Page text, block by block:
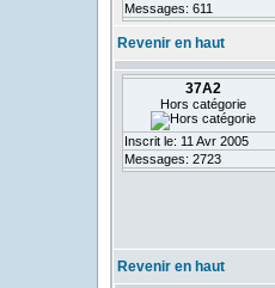
Messages: 611
Revenir en haut
37A2
Hors catégorie
Inscrit le: 11 Avr 2005
Messages: 2723
Revenir en haut